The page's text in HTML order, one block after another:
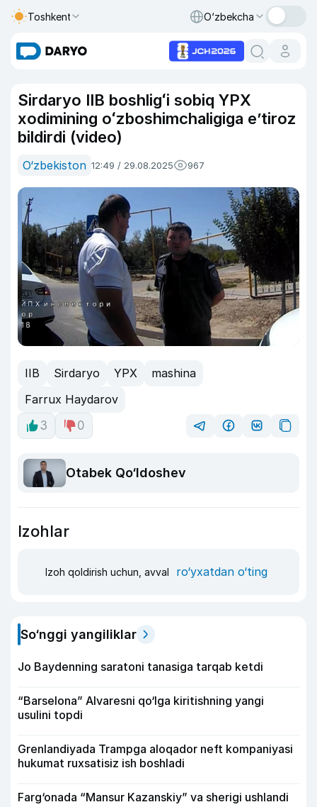
Toshkent O‘zbekcha
Sirdaryo IIB boshligʻi sobiq YPX
xodimining oʻzboshimchaligiga eʼtiroz
bildirdi (video)
O‘zbekiston 12:49 / 29.08.2025 967
IIB Sirdaryo YPX
mashina
Farrux Haydarov
3
0
Otabek Qo‘ldoshev
Izohlar
Izoh qoldirish uchun, avval ro‘yxatdan o‘ting
So‘nggi yangiliklar
Jo Baydenning saratoni tanasiga tarqab ketdi
“Barselona” Alvaresni qo‘lga kiritishning yangi
usulini topdi
Grenlandiyada Trampga aloqador neft kompaniyasi
hukumat ruxsatisiz ish boshladi
Farg‘onada “Mansur Kazanskiy” va sherigi ushlandi